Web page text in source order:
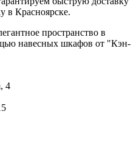
в Красноярске.
пространство в
навесных шкафов от "Кэн-
4